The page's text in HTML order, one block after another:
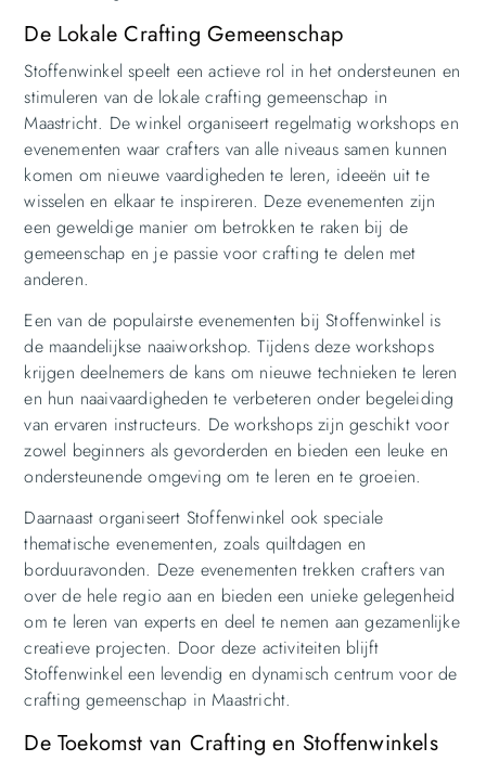
De Lokale Crafting Gemeenschap
Stoffenwinkel speelt een actieve rol in het ondersteunen en
stimuleren van de lokale crafting gemeenschap in
Maastricht. De winkel organiseert regelmatig workshops en
evenementen waar crafters van alle niveaus samen kunnen
komen om nieuwe vaardigheden te leren, ideeën uit te
wisselen en elkaar te inspireren. Deze evenementen zijn
een geweldige manier om betrokken te raken bij de
gemeenschap en je passie voor crafting te delen met
anderen.
Een van de populairste evenementen bij Stoffenwinkel is
de maandelijkse naaiworkshop. Tijdens deze workshops
krijgen deelnemers de kans om nieuwe technieken te leren
en hun naaivaardigheden te verbeteren onder begeleiding
van ervaren instructeurs. De workshops zijn geschikt voor
zowel beginners als gevorderden en bieden een leuke en
ondersteunende omgeving om te leren en te groeien.
Daarnaast organiseert Stoffenwinkel ook speciale
thematische evenementen, zoals quiltdagen en
borduuravonden. Deze evenementen trekken crafters van
over de hele regio aan en bieden een unieke gelegenheid
om te leren van experts en deel te nemen aan gezamenlijke
creatieve projecten. Door deze activiteiten blijft
Stoffenwinkel een levendig en dynamisch centrum voor de
crafting gemeenschap in Maastricht.
De Toekomst van Crafting en Stoffenwinkels